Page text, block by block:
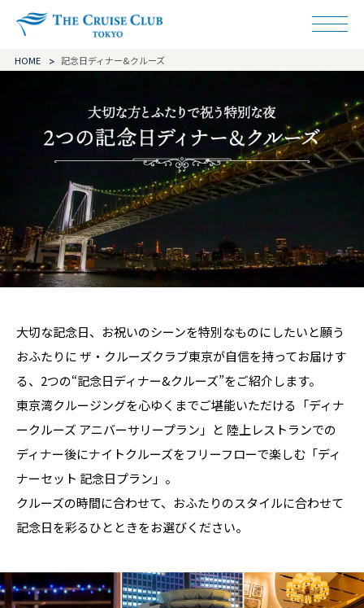
ザ・クルーズクラ
HOME 記念日ディナー&クルーズ
大切な記念日、お祝いのシーンを特別なものにしたいと願う
おふたりにザ・クルーズクラブ東京が自信を持ってお届けす
る、2つの“記念日ディナー&クルーズ”をご紹介します。
東京湾クルージングを心ゆくまでご堪能いただける「ディナ
ークルーズ アニバーサリープラン」と 陸上レストランでの
ディナー後にナイトクルーズをフリーフローで楽しむ「ディ
ナーセット 記念日プラン」。
クルーズの時間に合わせて、おふたりのスタイルに合わせて
記念日を彩るひとときをお選びください。